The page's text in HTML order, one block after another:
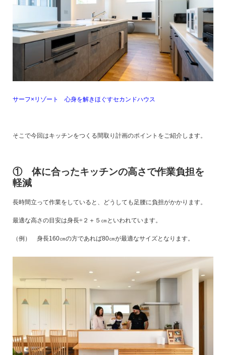
サーフ×リゾート 心身を解きほぐすセカンドハウス
そこで今回はキッチンをつくる間取り計画のポイントをご紹介します。
① 体に合ったキッチンの高さで作業負担を
軽減
長時間立って作業をしていると、どうしても足腰に負担がかかります。
最適な高さの目安は身長÷２＋５㎝といわれています。
（例） 身長160㎝の方であれば80㎝が最適なサイズとなります。